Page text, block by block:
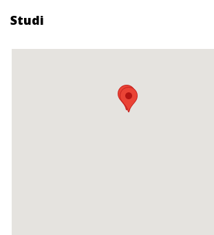
Studi